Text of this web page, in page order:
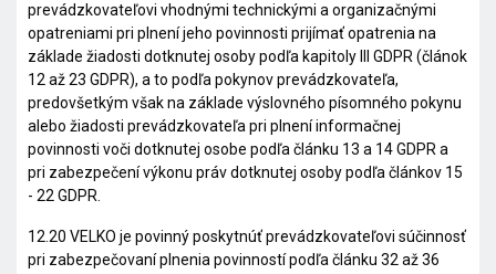
prevádzkovateľovi vhodnými technickými a organizačnými
opatreniami pri plnení jeho povinnosti prijímať opatrenia na
základe žiadosti dotknutej osoby podľa kapitoly III GDPR (článok
12 až 23 GDPR), a to podľa pokynov prevádzkovateľa,
predovšetkým však na základe výslovného písomného pokynu
alebo žiadosti prevádzkovateľa pri plnení informačnej
povinnosti voči dotknutej osobe podľa článku 13 a 14 GDPR a
pri zabezpečení výkonu práv dotknutej osoby podľa článkov 15
- 22 GDPR.
12.20 VELKO je povinný poskytnúť prevádzkovateľovi súčinnosť
pri zabezpečovaní plnenia povinností podľa článku 32 až 36